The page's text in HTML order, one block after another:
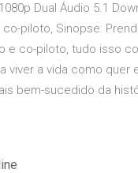
Dual Áudio 5.1
piloto, Sinopse:
e co-piloto, tudo isso
viver a vida como quer
bem-sucedido da